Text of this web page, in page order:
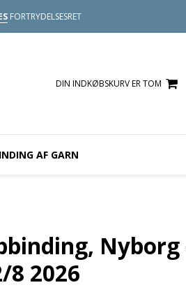
FORTRYDELSESRET
DIN INDKØBSKURV ER TOM
AF GARN
Nyborg
8 2026